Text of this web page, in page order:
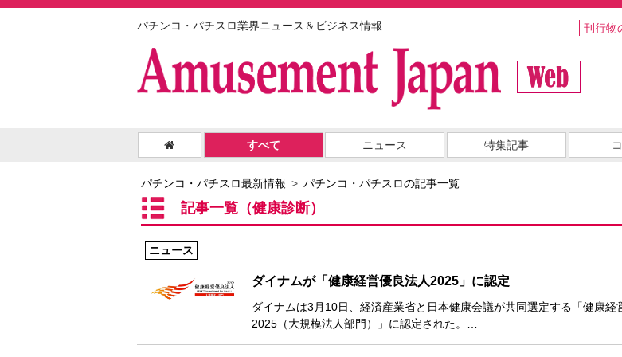
パチンコ・パチスロ業界ニュース＆ビジネス情報 刊行物
すべて ニュース 特集記事
パチンコ・パチスロ最新情報 パチンコ・パチスロの記事一覧
記事一覧（健康診断）
ニュース
ダイナムが「健康経営優良法人2025」に認定
ダイナムは3月10日、経済産業省と日本健康会議が共同選定する「健康経
2025（大規模法人部門）」に認定された。…